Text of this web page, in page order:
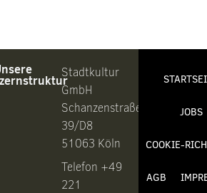
Stadtkultur
GmbH
Schanzenstraße
39/D8
51063 Köln
Telefon +49
221
JOBS
COOKIE-
AGB